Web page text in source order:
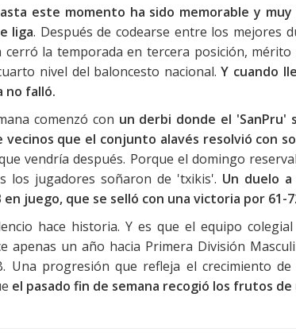
este momento ha sido memorable y
liga. Después de codearse entre los mejores
cerró la temporada en tercera posición,
nivel del baloncesto nacional.Y cuando
no falló.
comenzó con un derbi donde el 'SanPru'
que el conjunto alavés resolvió con
vendría después. Porque el domingo
los jugadores soñaron de 'txikis'. Un duelo
en juego, que se selló con una victoria por 61-
hace historia. Y es que el equipo
apenas un año hacia Primera División
Una progresión que refleja el crecimiento
el pasado fin de semana recogió los frutos